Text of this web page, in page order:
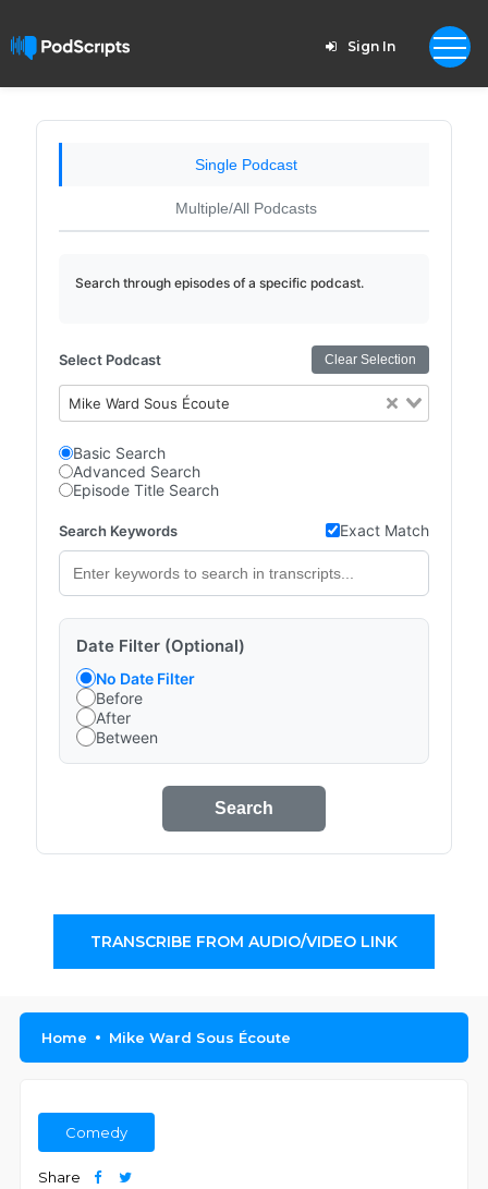
Sign In
Single Podcast
Multiple/All Podcasts
Search through episodes of a specific podcast.
Select Podcast Clear Selection
Mike Ward Sous Écoute
Basic Search
Advanced Search
Episode Title Search
Search Keywords Exact Match
Date Filter (Optional)
No Date Filter
Before
After
Between
Search
TRANSCRIBE FROM AUDIO/VIDEO LINK
Home Mike Ward Sous Écoute
Comedy
Share